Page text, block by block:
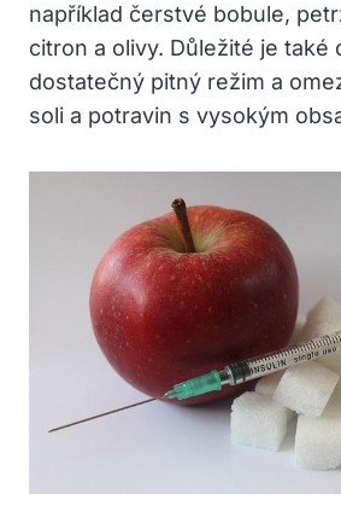
například čerstvé bobule,
citron a olivy. Důležité je také
dostatečný pitný režim a
soli a potravin s vysokým